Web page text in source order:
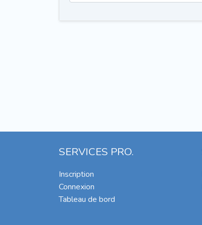
SERVICES PRO.
Inscription
Connexion
Tableau de bord